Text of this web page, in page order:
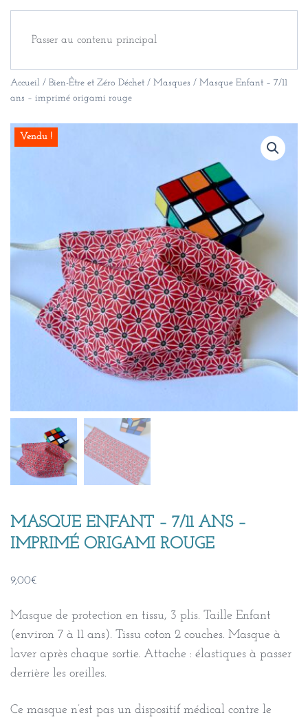
Passer au contenu principal
Accueil / Bien-Être et Zéro Déchet / Masques / Masque Enfant – 7/11
ans – imprimé origami rouge
Vendu !
MASQUE ENFANT – 7/11 ANS –
IMPRIMÉ ORIGAMI ROUGE
9,00€
Masque de protection en tissu, 3 plis. Taille Enfant
(environ 7 à 11 ans). Tissu coton 2 couches. Masque à
laver après chaque sortie. Attache : élastiques à passer
derrière les oreilles.
Ce masque n’est pas un dispositif médical contre le